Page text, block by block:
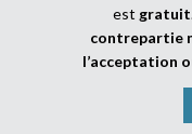
est gratuit
contrepartie
l’acceptation